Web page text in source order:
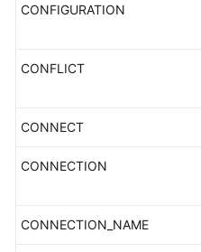
CONFIGURATION
CONFLICT
CONNECT
CONNECTION
CONNECTION_NAME